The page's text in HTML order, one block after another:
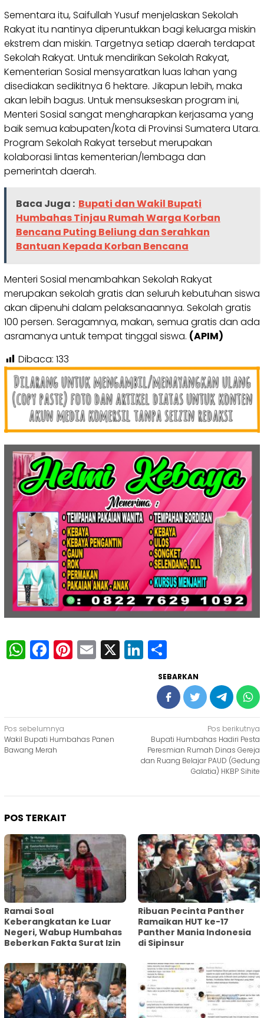
Sementara itu, Saifullah Yusuf menjelaskan Sekolah
Rakyat itu nantinya diperuntukkan bagi keluarga miskin
ekstrem dan miskin. Targetnya setiap daerah terdapat
Sekolah Rakyat. Untuk mendirikan Sekolah Rakyat,
Kementerian Sosial mensyaratkan luas lahan yang
disediakan sedikitnya 6 hektare. Jikapun lebih, maka
akan lebih bagus. Untuk mensukseskan program ini,
Menteri Sosial sangat mengharapkan kerjasama yang
baik semua kabupaten/kota di Provinsi Sumatera Utara.
Program Sekolah Rakyat tersebut merupakan
kolaborasi lintas kementerian/lembaga dan
pemerintah daerah.
Baca Juga : Bupati dan Wakil Bupati
Humbahas Tinjau Rumah Warga Korban
Bencana Puting Beliung dan Serahkan
Bantuan Kepada Korban Bencana
Menteri Sosial menambahkan Sekolah Rakyat
merupakan sekolah gratis dan seluruh kebutuhan siswa
akan dipenuhi dalam pelaksanaannya. Sekolah gratis
100 persen. Seragamnya, makan, semua gratis dan ada
asramanya untuk tempat tinggal siswa. (APIM)
Dibaca: 133
WhatsApp
Facebook
Pinterest
Email
X LinkedIn
SEBARKAN
Navigasi
pos
Pos sebelumnya
Wakil Bupati Humbahas Panen
Bawang Merah
Pos berikutnya
Bupati Humbahas Hadiri Pesta
Peresmian Rumah Dinas Gereja
dan Ruang Belajar PAUD (Gedung
Galatia) HKBP Sihite
POS TERKAIT
Ramai Soal
Keberangkatan ke Luar
Negeri, Wabup Humbahas
Beberkan Fakta Surat Izin
Ribuan Pecinta Panther
Ramaikan HUT ke-17
Panther Mania Indonesia
di Sipinsur